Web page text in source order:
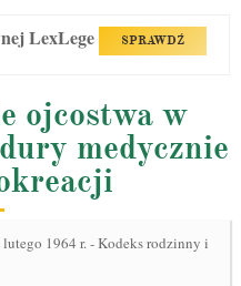
LexLege SPRAWDŹ
ojcostwa w
medycznie
lutego 1964 r. - Kodeks rodzinny i